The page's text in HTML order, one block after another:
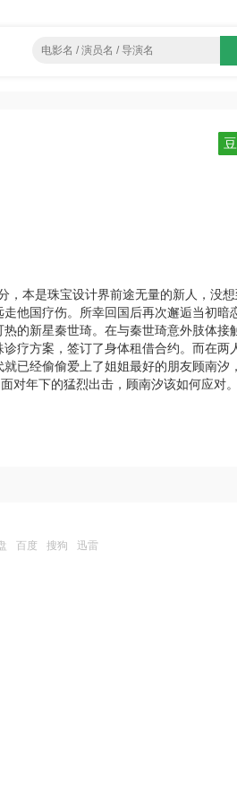
豆
，本是珠宝设计界前途无量的新人，没想
他国疗伤。所幸回国后再次邂逅当初暗
的新星秦世琦。在与秦世琦意外肢体接
疗方案，签订了身体租借合约。而在两
已经偷偷爱上了姐姐最好的朋友顾南汐
对年下的猛烈出击，顾南汐该如何应对。
百度 搜狗 迅雷